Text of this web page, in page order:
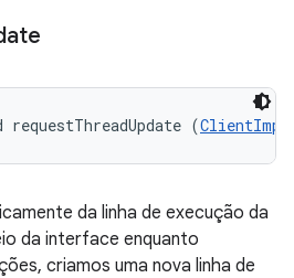
(ClientImpl
da linha de execução da
da interface enquanto
criamos uma nova linha de